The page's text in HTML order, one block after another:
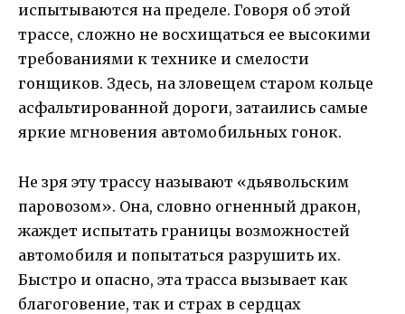
испытываются на пределе. Говоря об этой
трассе, сложно не восхищаться ее высокими
требованиями к технике и смелости
гонщиков. Здесь, на зловещем старом кольце
асфальтированной дороги, затаились самые
яркие мгновения автомобильных гонок.
Не зря эту трассу называют «дьявольским
паровозом». Она, словно огненный дракон,
жаждет испытать границы возможностей
автомобиля и попытаться разрушить их.
Быстро и опасно, эта трасса вызывает как
благоговение, так и страх в сердцах